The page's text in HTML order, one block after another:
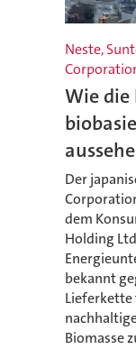
Neste,
Wie
Der
dem
Holding
bekannt
Biomasse